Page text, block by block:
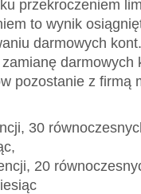
przekroczeniem
to wynik
darmowych
darmowych
pozostanie z firmą
30
20